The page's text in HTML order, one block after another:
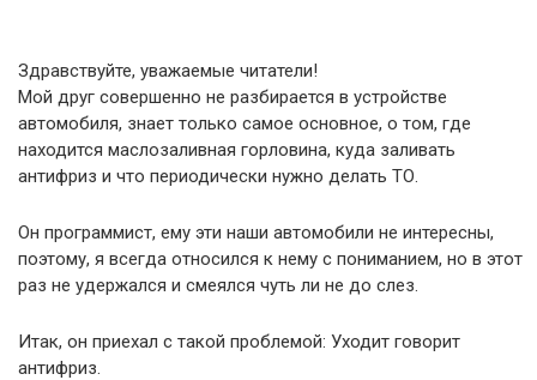
Здравствуйте, уважаемые читатели!
Мой друг совершенно не разбирается в устройстве
автомобиля, знает только самое основное, о том, где
находится маслозаливная горловина, куда заливать
антифриз и что периодически нужно делать ТО.
Он программист, ему эти наши автомобили не интересны,
поэтому, я всегда относился к нему с пониманием, но в этот
раз не удержался и смеялся чуть ли не до слез.
Итак, он приехал с такой проблемой: Уходит говорит
антифриз.